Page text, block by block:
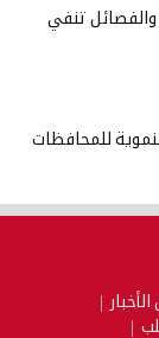
تنفي
للمحافظات